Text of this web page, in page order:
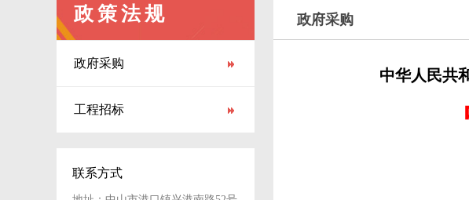
政策法规
政府采购
工程招标
联系方式
政府采购
中华人民共